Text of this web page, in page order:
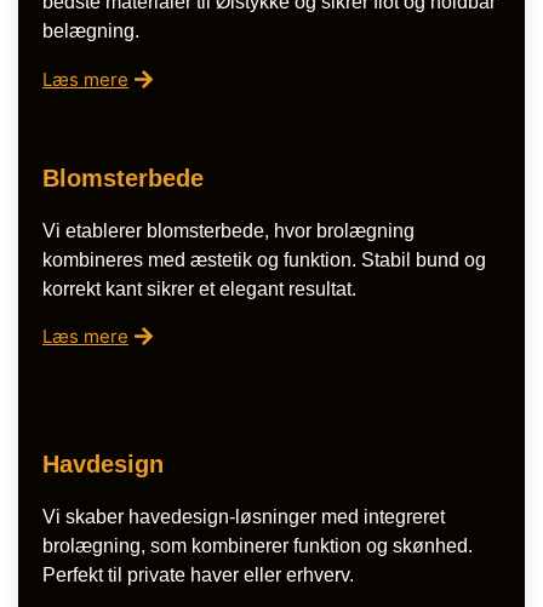
belægning.
Læs mere
Blomsterbede
Vi etablerer blomsterbede, hvor brolægning
kombineres med æstetik og funktion. Stabil bund og
korrekt kant sikrer et elegant resultat.
Læs mere
Havdesign
Vi skaber havedesign-løsninger med integreret
brolægning, som kombinerer funktion og skønhed.
Perfekt til private haver eller erhverv.